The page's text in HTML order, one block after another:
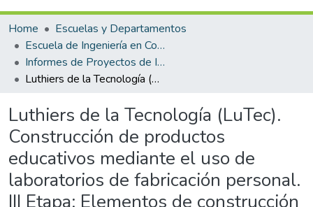
Home
Escuelas y Departamentos
Escuela de Ingeniería en Computación
Informes de Proyectos de Investigación
Luthiers de la Tecnología (LuTec). Construcción de productos educativos mediante el uso de laboratorios de fabricación personal. III Etapa: Elementos de construcción y programación de robots.
Luthiers de la Tecnología (LuTec).
Construcción de productos
educativos mediante el uso de
laboratorios de fabricación personal.
III Etapa: Elementos de construcción